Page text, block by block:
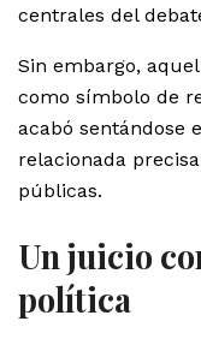
centrales del
Sin embargo,
como símbolo de
acabó sentándose
relacionada
públicas.
Un juicio
política